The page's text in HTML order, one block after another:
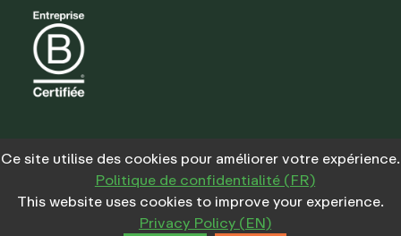
Légal Confidentialité Fra
Ce site utilise des cookies pour améliorer votre expérience.
Politique de confidentialité (FR)
This website uses cookies to improve your experience.
Privacy Policy (EN)